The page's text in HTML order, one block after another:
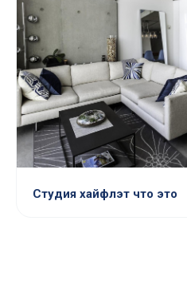
Студия хайфлэт что это